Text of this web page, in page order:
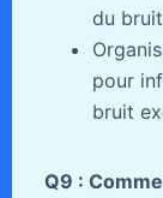
du
pour
bruit
Q9 :